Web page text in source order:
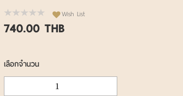
Wish List
740.00 THB
เลือกจำนวน